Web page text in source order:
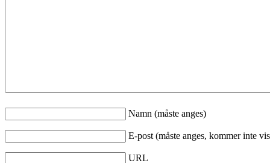
Namn (måste anges)
E-post (måste anges, kommer inte
URL